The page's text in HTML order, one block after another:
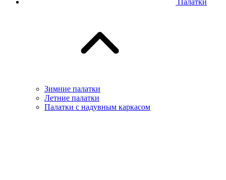
Палатки
Зимние палатки
Летние палатки
Палатки с надувным каркасом